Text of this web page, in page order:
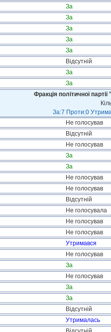
За
За
За
За
За
Відсутній
За
За
Фракція політичної
За:7 Проти:0
Не голосував
Відсутній
Не голосував
За
За
Не голосував
Не голосував
Відсутній
Не голосувала
Не голосував
Не голосував
Утримався
Не голосував
За
Не голосував
За
За
Відсутній
Утрималась